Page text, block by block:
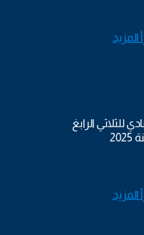
المزيد
للثلاثي الرابغ
المزيد